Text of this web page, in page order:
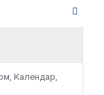
Календар,